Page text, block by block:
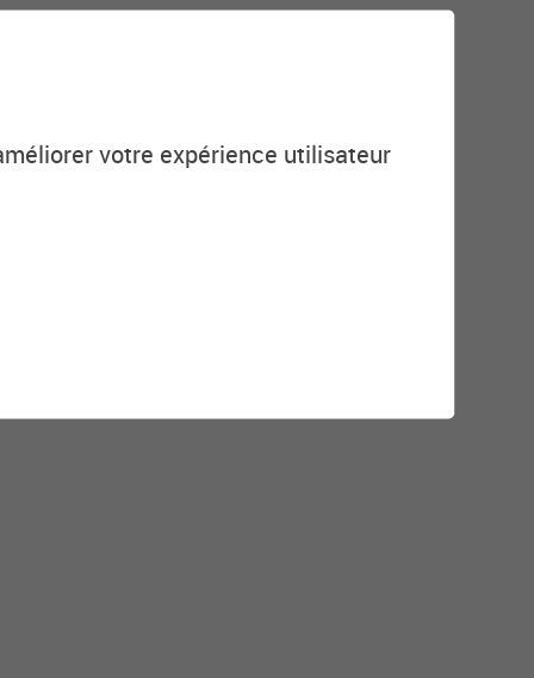
organisations ou groupes
votre expérience utilisateur